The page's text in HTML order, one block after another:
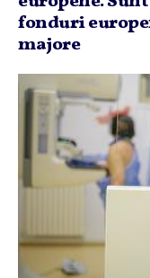
fonduri
majore